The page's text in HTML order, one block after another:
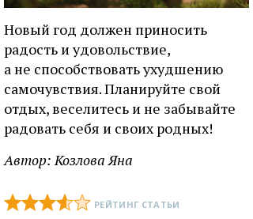
Новый год должен приносить
радость и удовольствие,
а не способствовать ухудшению
самочувствия. Планируйте свой
отдых, веселитесь и не забывайте
радовать себя и своих родных!
Автор:Козлова Яна
РЕЙТИНГ СТАТЬИ